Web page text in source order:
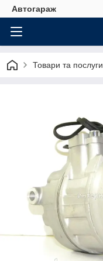
Автогараж
Товари та послуги